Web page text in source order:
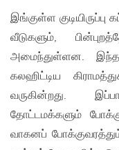
இங்குள்ள
வீடுகளும்,
அமைந்துள்ளன.
கலஹிட்டிய
வருகின்றது.
தோட்டமக்களும்
வாகனப்